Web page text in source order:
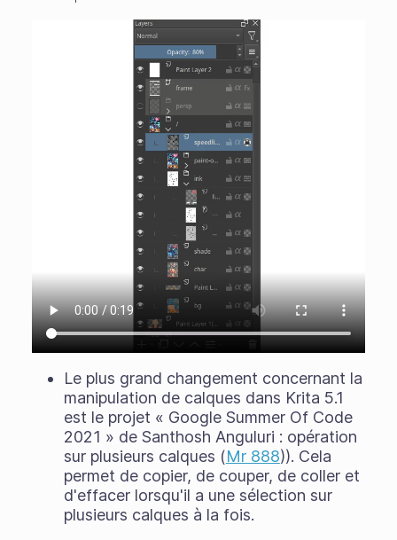
Le plus grand changement concernant la
manipulation de calques dans Krita 5.1
est le projet « Google Summer Of Code
2021 » de Santhosh Anguluri : opération
sur plusieurs calques (Mr 888)). Cela
permet de copier, de couper, de coller et
d'effacer lorsqu'il a une sélection sur
plusieurs calques à la fois.